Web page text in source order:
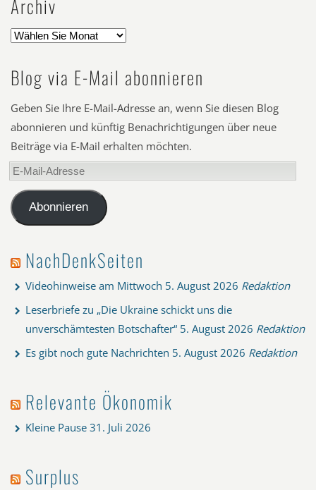
Archiv
Blog via E-Mail abonnieren
Geben Sie Ihre E-Mail-Adresse an, wenn Sie diesen Blog
abonnieren und künftig Benachrichtigungen über neue
Beiträge via E-Mail erhalten möchten.
E-
Mail-
AdresseAbonnieren
NachDenkSeiten
Videohinweise am Mittwoch 5. August 2026 Redaktion
Leserbriefe zu „Die Ukraine schickt uns die
unverschämtesten Botschafter“ 5. August 2026 Redaktion
Es gibt noch gute Nachrichten 5. August 2026 Redaktion
Relevante Ökonomik
Kleine Pause 31. Juli 2026
Surplus